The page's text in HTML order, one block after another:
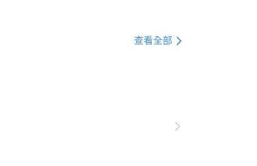
限公司提供之「AFTEE先享後付」服務完成之
查看全部